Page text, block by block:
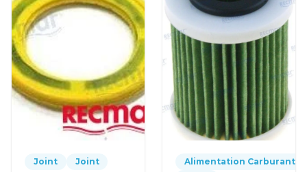
Joint Joint
Alimentation Carburant